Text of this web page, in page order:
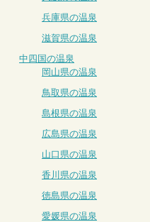
兵庫県の温泉
滋賀県の温泉
中四国の温泉
岡山県の温泉
鳥取県の温泉
島根県の温泉
広島県の温泉
山口県の温泉
香川県の温泉
徳島県の温泉
愛媛県の温泉